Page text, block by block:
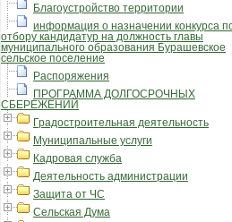
Благоустройство территории
информация о назначении конкурса
отбору кандидатур на должность главы
муниципального образования Бурашевское
сельское поселение
Распоряжения
ПРОГРАММА ДОЛГОСРОЧНЫХ
СБЕРЕЖЕНИЙ
Градостроительная деятельность
Муниципальные услуги
Кадровая служба
Деятельность администрации
Защита от ЧС
Сельская Дума